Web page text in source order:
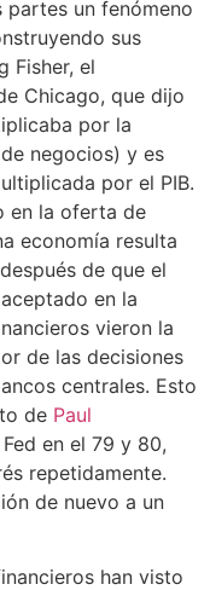
un fenómeno
sus
Fisher, el
Chicago, que dijo
por la
negocios) y es
por el PIB.
en la oferta de
economía resulta
de que el
en la
vieron la
de las decisiones
centrales. Esto
de Paul
en el 79 y 80,
repetidamente.
de nuevo a un
han visto